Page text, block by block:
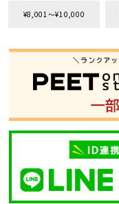
29inc
34inc
カラー
¥8,001〜¥10,000